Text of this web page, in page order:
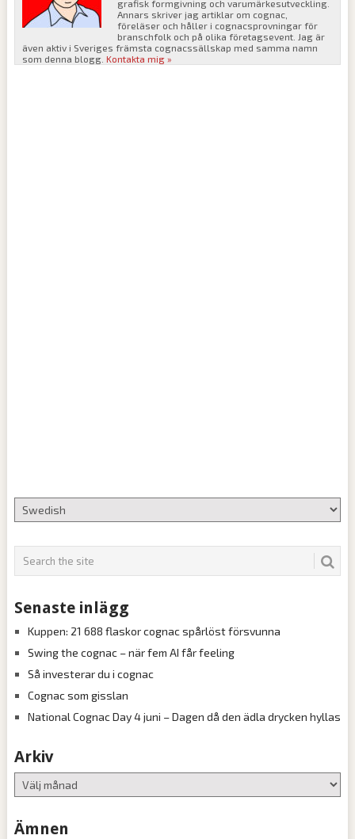
grafisk formgivning och varumärkesutveckling.
Annars skriver jag artiklar om cognac,
föreläser och håller i cognacsprovningar för
branschfolk och på olika företagsevent. Jag är
även aktiv i Sveriges främsta cognacssällskap med samma namn
som denna blogg.Kontakta mig »
Senaste inlägg
Kuppen: 21 688 flaskor cognac spårlöst försvunna
Swing the cognac – när fem AI får feeling
Så investerar du i cognac
Cognac som gisslan
National Cognac Day 4 juni – Dagen då den ädla drycken hyllas
Arkiv
Arkiv
Ämnen